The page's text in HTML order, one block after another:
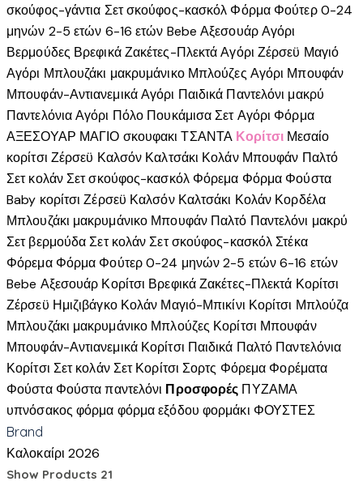
σκούφος-γάντια Σετ σκούφος-κασκόλ Φόρμα Φούτερ 0-24
μηνών 2-5 ετών 6-16 ετών Bebe Αξεσουάρ Αγόρι
Βερμούδες Βρεφικά Ζακέτες-Πλεκτά Αγόρι Ζέρσεϋ Μαγιό
Αγόρι Μπλουζάκι μακρυμάνικο Μπλούζες Αγόρι Μπουφάν
Μπουφάν-Αντιανεμικά Αγόρι Παιδικά Παντελόνι μακρύ
Παντελόνια Αγόρι Πόλο Πουκάμισα Σετ Αγόρι Φόρμα
ΑΞΕΣΟΥΑΡ ΜΑΓΙΟ σκουφακι ΤΣΑΝΤΑ Κορίτσι Μεσαίο
κορίτσι Ζέρσεϋ Καλσόν Καλτσάκι Κολάν Μπουφάν Παλτό
Σετ κολάνΣετ σκούφος-κασκόλ Φόρεμα Φόρμα Φούστα
Baby κορίτσι Ζέρσεϋ Καλσόν Καλτσάκι Κολάν Κορδέλα
Μπλουζάκι μακρυμάνικο Μπουφάν Παλτό Παντελόνι μακρύ
Σετ βερμούδα Σετ κολάν Σετ σκούφος-κασκόλ Στέκα
Φόρεμα Φόρμα Φούτερ0-24 μηνών2-5 ετών6-16 ετών
Bebe Αξεσουάρ Κορίτσι ΒρεφικάΖακέτες-Πλεκτά Κορίτσι
Ζέρσεϋ Ημιζιβάγκο Κολάν Μαγιό-Μπικίνι Κορίτσι Μπλούζα
Μπλουζάκι μακρυμάνικο Μπλούζες Κορίτσι Μπουφάν
Μπουφάν-Αντιανεμικά Κορίτσι Παιδικά Παλτό Παντελόνια
Κορίτσι Σετ κολάν Σετ Κορίτσι Σορτς Φόρεμα Φορέματα
Φούστα Φούστα παντελόνι Προσφορές ΠΥΖΑΜΑ
υπνόσακος φόρμα φόρμα εξόδου φορμάκι ΦΟΥΣΤΕΣ
Brand
Καλοκαίρι 2026
Show Products 21